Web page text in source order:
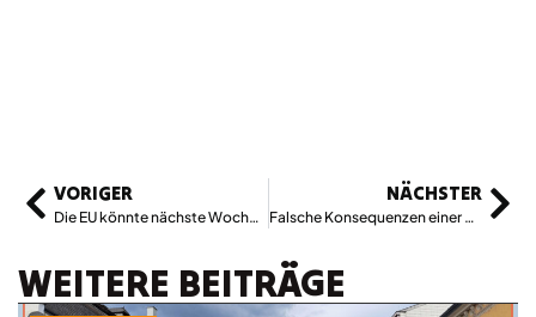
VORIGER
Die EU könnte nächste Woche das Internet zerstören
NÄCHSTER
Falsche Konsequenzen einer Forschung: Zu den Problemen der Antisemitismusstudie
WEITERE BEITRÄGE